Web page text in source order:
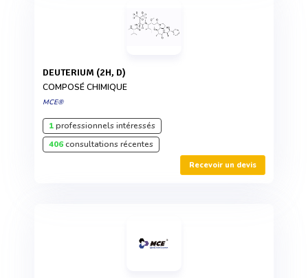
DEUTERIUM (2H, D)
COMPOSÉ CHIMIQUE
MCE®
1professionnels intéressés
406consultations récentes
Recevoir un devis